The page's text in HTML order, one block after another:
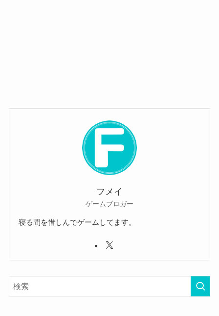
フメイ
ゲームブロガー
寝る間を惜しんでゲームしてます。